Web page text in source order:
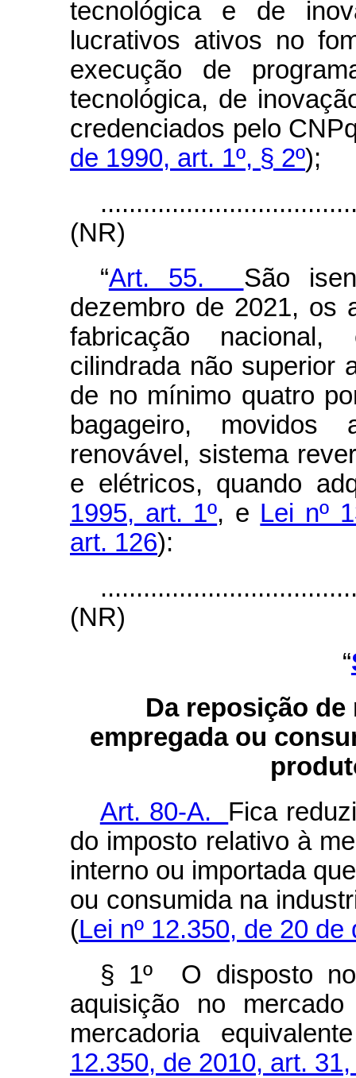
tecnológica e de
lucrativos ativos no
execução de
tecnológica, de
credenciados pelo
de 1990, art. 1º, § 2º);
(NR)
“Art. 55. São
dezembro de 2021, os
fabricação
cilindrada não superior
de no mínimo quatro
bagageiro,
renovável, sistema
e elétricos, quando
1995, art. 1º, e Lei nº
art. 126):
(NR)
“
Da reposição
empregada ou
Art. 80-A. Fica
do imposto relativo à
interno ou importada
ou consumida na
(Lei nº 12.350, de 20
§ 1º O disposto
aquisição no
mercadoria
12.350, de 2010, art. 31,